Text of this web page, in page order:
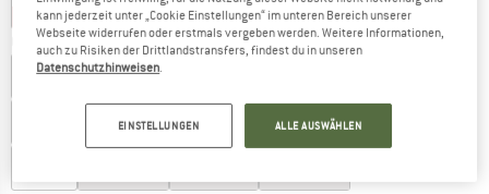
30% 35% 35%
Größe wählen:
EU23 EU24
30 EU31 EU33 EU
kann jederzeit unter „Cookie Einstellungen“ im unteren Bereich unserer
Webseite widerrufen oder erstmals vergeben werden. Weitere Informationen,
auch zu Risiken der Drittlandstransfers, findest du in unseren
Datenschutzhinweisen.
EINSTELLUNGEN ALLE AUSWÄHLEN